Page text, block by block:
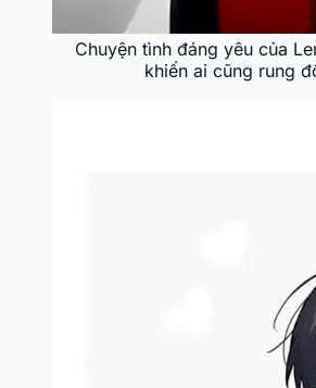
Chuyện tình đáng yêu của
khiến ai cũng rung